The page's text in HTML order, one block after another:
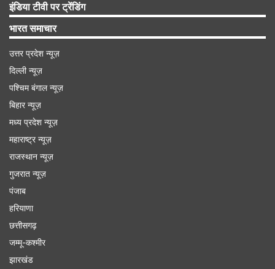
बीएएसई पर स्टेटस ऐसे करें चेक
स्टेप - 1: इस लिंक पर बीएसई वेबसाइट पर जाएँ -
https://www.bseindia.com/investors/
इंडिया टीवी पर ट्रेंडिंग
भारत समाचार
उत्तर प्रदेश न्यूज़
दिल्ली न्यूज़
पश्चिम बंगाल न्यूज़
बिहार न्यूज़
मध्य प्रदेश न्यूज़
महाराष्ट्र न्यूज़
राजस्थान न्यूज़
गुजरात न्यूज़
पंजाब
हरियाणा
छत्तीसगढ़
जम्मू-कश्मीर
झारखंड